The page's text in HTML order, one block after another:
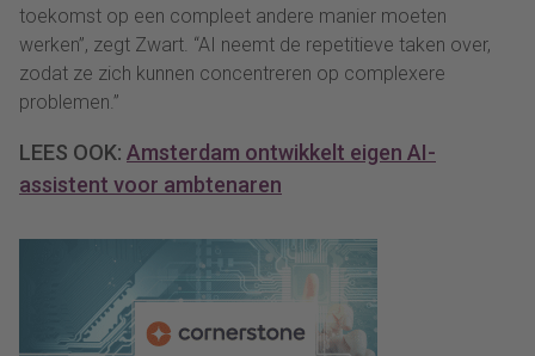
toekomst op een compleet andere manier moeten
werken”, zegt Zwart. “AI neemt de repetitieve taken over,
zodat ze zich kunnen concentreren op complexere
problemen.”
LEES OOK: Amsterdam ontwikkelt eigen AI-
assistent voor ambtenaren